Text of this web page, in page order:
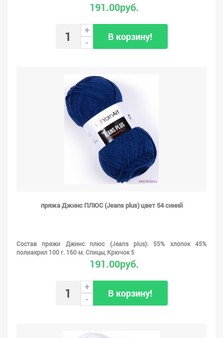
191.00руб.
+
-
В корзину!
пряжа Джинс ПЛЮС (Jeans plus) цвет 54 синий
Состав пряжи Джинс плюс (Jeans plus): 55% хлопок 45%
полиакрил 100 г. 160 м. Спицы, Крючок 5
191.00руб.
+
-
В корзину!